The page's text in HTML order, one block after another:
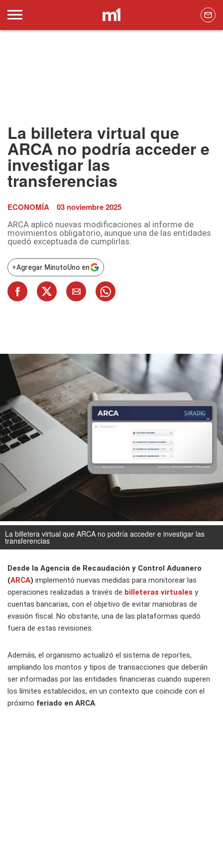
La billetera virtual que
ARCA no podría acceder e
investigar las
transferencias
ECONOMÍA 03 noviembre 2025
ARCA aplicó nuevas modificaciones al informe de
movimientos obligatorio, aunque una de las entidades
quedó exceptuada de cumplirlas.
+Agregar MinutoUno en
La billetera virtual que ARCA no podría acceder e investigar las
transferencias
Desde la Agencia de Recaudación y Control Aduanero
(ARCA) implementó nuevas medidas para monitorear las
operaciones realizadas a través de billeteras virtuales y
cuentas bancarias, con el objetivo de evitar maniobras de
evasión fiscal. No obstante, una de las plataformas quedó
fuera de estas revisiones.
Además, el organismo actualizó el sistema de reportes,
ampliando los montos y tipos de transacciones que deberán
ser informadas por las entidades financieras cuando superen
los límites establecidos, en un contexto que coincide con el
próximo feriado en ARCA.